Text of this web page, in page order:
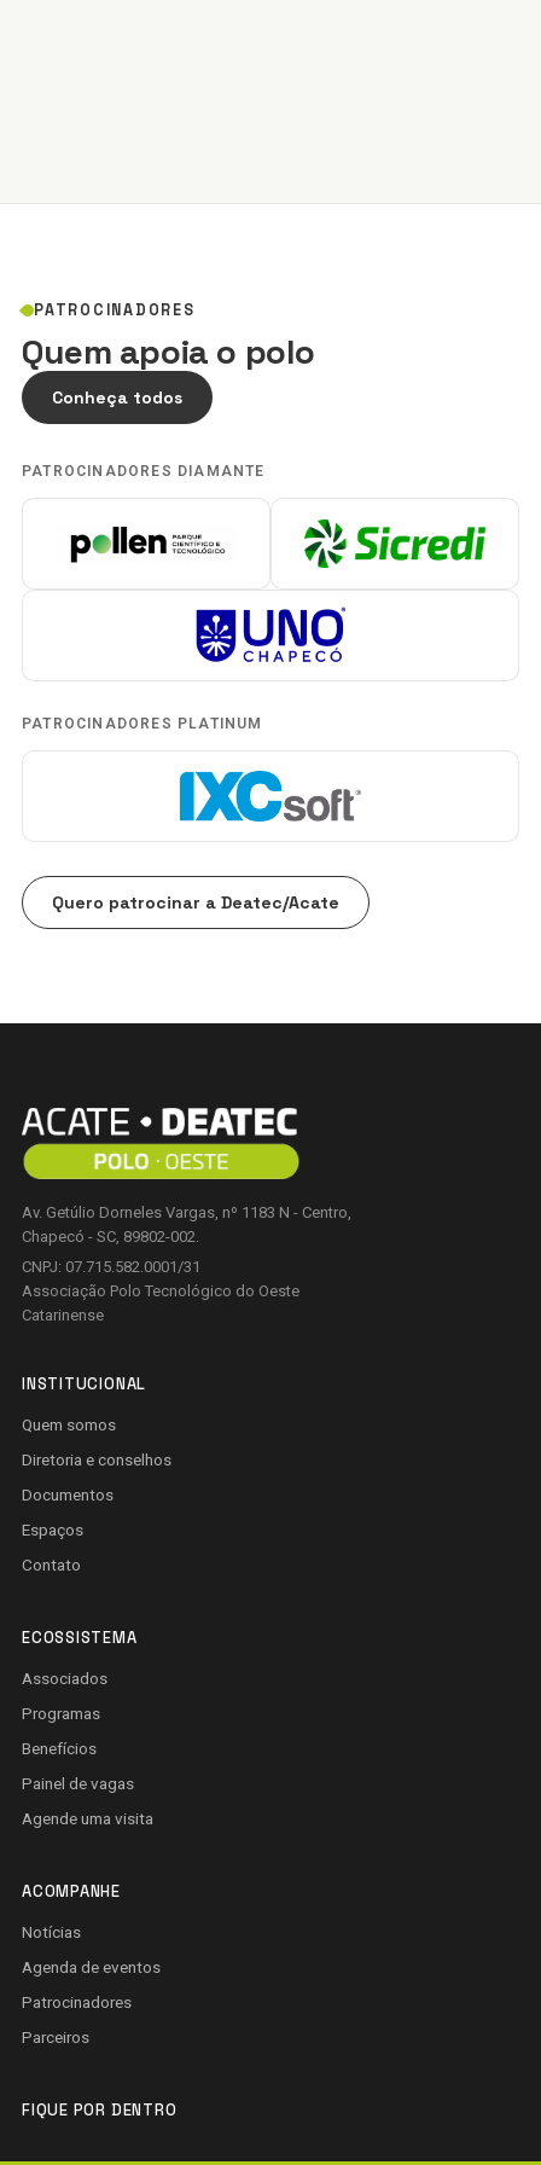
PATROCINADORES
Quem apoia o polo
Conheça todos
PATROCINADORES DIAMANTE
PATROCINADORES PLATINUM
Quero patrocinar a Deatec/Acate
Av. Getúlio Dorneles Vargas, nº 1183 N - Centro,
Chapecó - SC, 89802-002.
CNPJ: 07.715.582.0001/31
Associação Polo Tecnológico do Oeste
Catarinense
INSTITUCIONAL
Quem somos
Diretoria e conselhos
Documentos
Espaços
Contato
ECOSSISTEMA
Associados
Programas
Benefícios
Painel de vagas
Agende uma visita
ACOMPANHE
Notícias
Agenda de eventos
Patrocinadores
Parceiros
FIQUE POR DENTRO